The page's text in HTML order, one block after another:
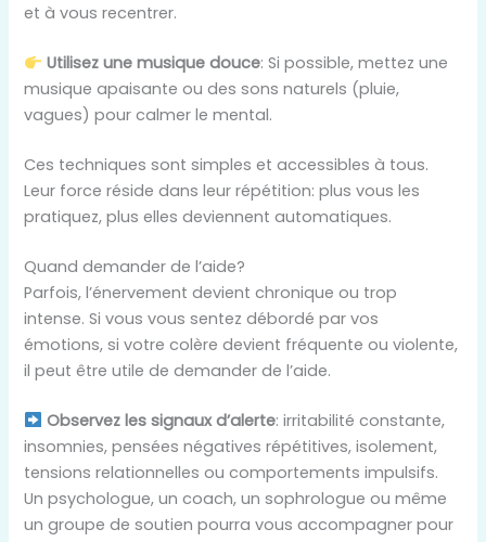
et à vous recentrer.
Utilisez une musique douce: Si possible, mettez une
musique apaisante ou des sons naturels (pluie,
vagues) pour calmer le mental.
Ces techniques sont simples et accessibles à tous.
Leur force réside dans leur répétition: plus vous les
pratiquez, plus elles deviennent automatiques.
Quand demander de l’aide?
Parfois, l’énervement devient chronique ou trop
intense. Si vous vous sentez débordé par vos
émotions, si votre colère devient fréquente ou violente,
il peut être utile de demander de l’aide.
Observez les signaux d’alerte: irritabilité constante,
insomnies, pensées négatives répétitives, isolement,
tensions relationnelles ou comportements impulsifs.
Un psychologue, un coach, un sophrologue ou même
un groupe de soutien pourra vous accompagner pour